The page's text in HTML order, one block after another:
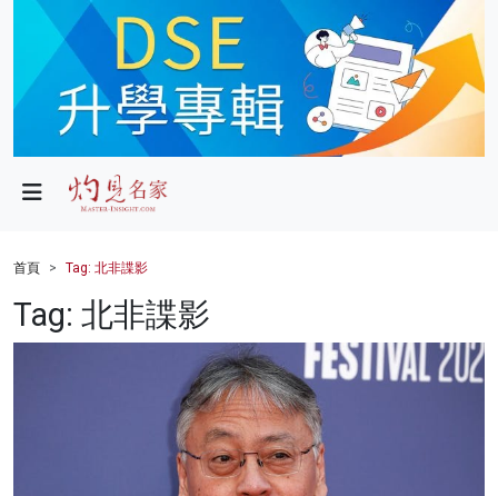
政局
財經
健康
首頁 Tag: 北非諜影
Tag: 北非諜影